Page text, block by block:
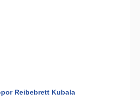
Reibebrett Kubala